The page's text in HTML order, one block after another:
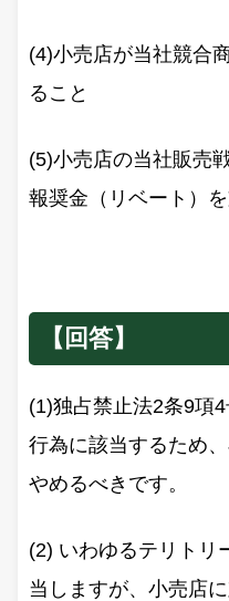
(4)小売店が当社競合
ること
(5)小売店の当社販売
報奨金（リベート）
【回答】
(1)独占禁止法2条9項
行為に該当するため
やめるべきです。
(2) いわゆるテリトリ
当しますが、小売店